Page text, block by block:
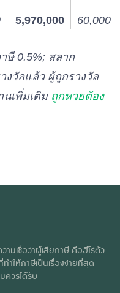
5,970,000 60,000
3,980 40
ษี 0.5%; สลาก
งวัลแล้ว ผู้ถูกรางวัล
เพิ่มเติม ถูกหวยต้อง
มเชื่อว่าผู้เสียภาษี คือฮีโร่ตัว
ำให้ภาษีเป็นเรื่องง่ายที่สุด
ควรได้รับ